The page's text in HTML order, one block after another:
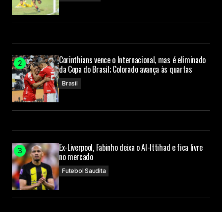
Corinthians vence o Internacional, mas é eliminado
da Copa do Brasil; Colorado avança às quartas
Brasil
Ex-Liverpool, Fabinho deixa o Al-Ittihad e fica livre
no mercado
Futebol Saudita